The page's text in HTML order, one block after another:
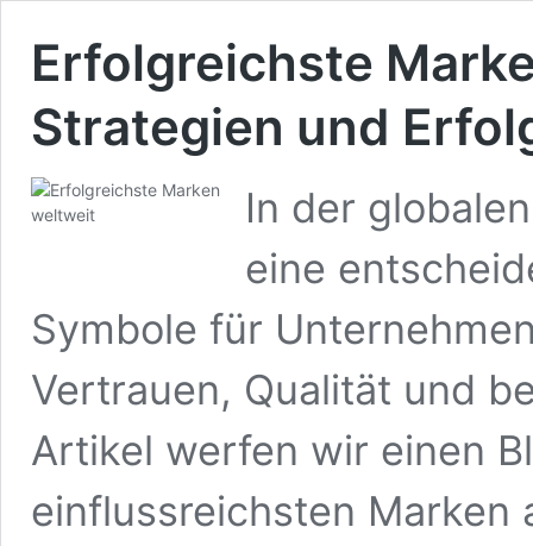
Erfolgreichste
Strategien und
In der
eine
Symbole für
Vertrauen, Qualität und
Artikel werfen wir einen
einflussreichsten Marken